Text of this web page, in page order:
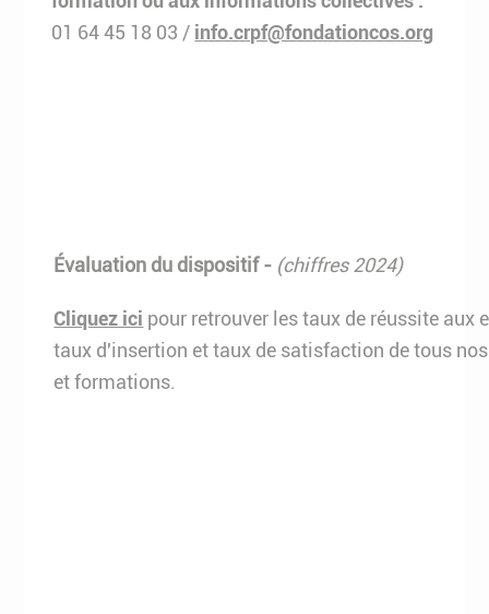
01 64 45 18 03 / info.crpf@fondationcos.org
Évaluation du dispositif - (chiffres 2024)
Cliquez ici pour retrouver les taux de réussite aux
taux d'insertion et taux de satisfaction de tous
et formations.